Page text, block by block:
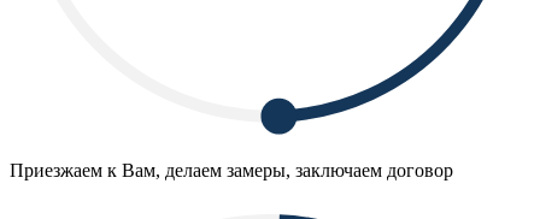
Приезжаем к Вам, делаем замеры, заключаем договор